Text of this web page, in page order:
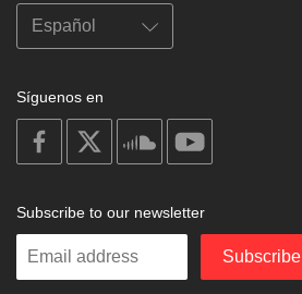
Síguenos en
on
facebook
soundcloud
Subscribe to our newsletter
Enter
Subscribe